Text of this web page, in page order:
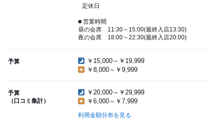
定休日
■ 営業時間
昼の会席 11:30～15:00(最終入店13:30)
夜の会席 18:00～22:30(最終入店20:00)
予算
￥15,000～￥19,999
￥8,000～￥9,999
予算
（口コミ集計）
￥20,000～￥29,999
￥6,000～￥7,999
利用金額分布を見る